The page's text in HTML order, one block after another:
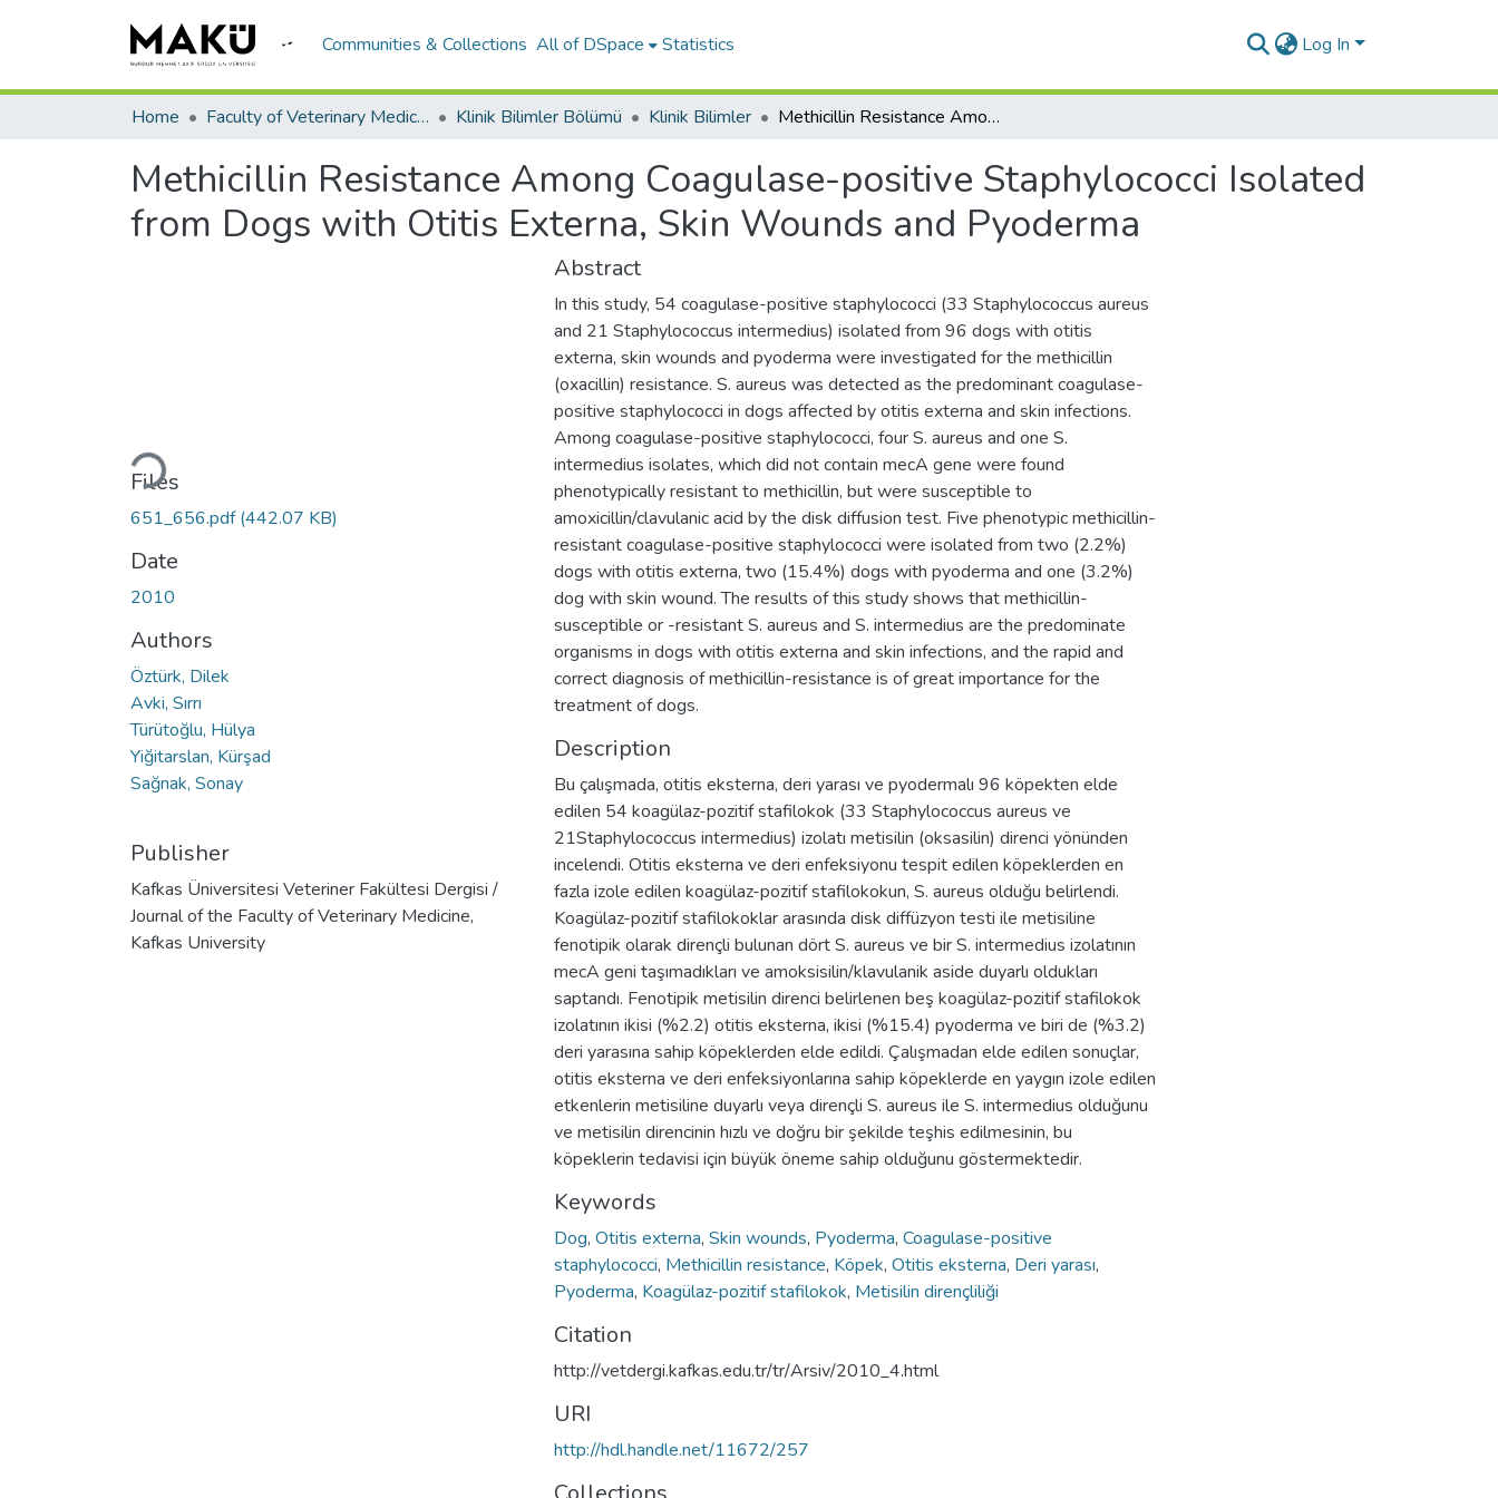
Communities & Collections All of DSpace Statistics Log In
Home Faculty of Veterinary Medicine/Veteriner Fakültesi Klinik Bilimler Bölümü Klinik Bilimler Methicillin Resistance Among Coagulase-positive Staphylococci Isolated from Dogs with Otitis Externa, Skin Wounds and Pyoderma
Methicillin Resistance Among Coagulase-positive Staphylococci Isolated
from Dogs with Otitis Externa, Skin Wounds and Pyoderma
Loading...
Files
651_656.pdf(442.07 KB)
Date
2010
Authors
Öztürk, Dilek
Avki, Sırrı
Türütoğlu, Hülya
Yiğitarslan, Kürşad
Sağnak, Sonay
Publisher
Kafkas Üniversitesi Veteriner Fakültesi Dergisi /
Journal of the Faculty of Veterinary Medicine,
Kafkas University
Abstract
In this study, 54 coagulase-positive staphylococci (33 Staphylococcus aureus
and 21 Staphylococcus intermedius) isolated from 96 dogs with otitis
externa, skin wounds and pyoderma were investigated for the methicillin
(oxacillin) resistance. S. aureus was detected as the predominant coagulase-
positive staphylococci in dogs affected by otitis externa and skin infections.
Among coagulase-positive staphylococci, four S. aureus and one S.
intermedius isolates, which did not contain mecA gene were found
phenotypically resistant to methicillin, but were susceptible to
amoxicillin/clavulanic acid by the disk diffusion test. Five phenotypic methicillin-
resistant coagulase-positive staphylococci were isolated from two (2.2%)
dogs with otitis externa, two (15.4%) dogs with pyoderma and one (3.2%)
dog with skin wound. The results of this study shows that methicillin-
susceptible or -resistant S. aureus and S. intermedius are the predominate
organisms in dogs with otitis externa and skin infections, and the rapid and
correct diagnosis of methicillin-resistance is of great importance for the
treatment of dogs.
Description
Bu çalışmada, otitis eksterna, deri yarası ve pyodermalı 96 köpekten elde
edilen 54 koagülaz-pozitif stafilokok (33 Staphylococcus aureus ve
21Staphylococcus intermedius) izolatı metisilin (oksasilin) direnci yönünden
incelendi. Otitis eksterna ve deri enfeksiyonu tespit edilen köpeklerden en
fazla izole edilen koagülaz-pozitif stafilokokun, S. aureus olduğu belirlendi.
Koagülaz-pozitif stafilokoklar arasında disk diffüzyon testi ile metisiline
fenotipik olarak dirençli bulunan dört S. aureus ve bir S. intermedius izolatının
mecA geni taşımadıkları ve amoksisilin/klavulanik aside duyarlı oldukları
saptandı. Fenotipik metisilin direnci belirlenen beş koagülaz-pozitif stafilokok
izolatının ikisi (%2.2) otitis eksterna, ikisi (%15.4) pyoderma ve biri de (%3.2)
deri yarasına sahip köpeklerden elde edildi. Çalışmadan elde edilen sonuçlar,
otitis eksterna ve deri enfeksiyonlarına sahip köpeklerde en yaygın izole edilen
etkenlerin metisiline duyarlı veya dirençli S. aureus ile S. intermedius olduğunu
ve metisilin direncinin hızlı ve doğru bir şekilde teşhis edilmesinin, bu
köpeklerin tedavisi için büyük öneme sahip olduğunu göstermektedir.
Keywords
Dog, Otitis externa, Skin wounds, Pyoderma, Coagulase-positive
staphylococci, Methicillin resistance, Köpek, Otitis eksterna, Deri yarası,
Pyoderma, Koagülaz-pozitif stafilokok, Metisilin dirençliliği
Citation
http://vetdergi.kafkas.edu.tr/tr/Arsiv/2010_4.html
URI
http://hdl.handle.net/11672/257